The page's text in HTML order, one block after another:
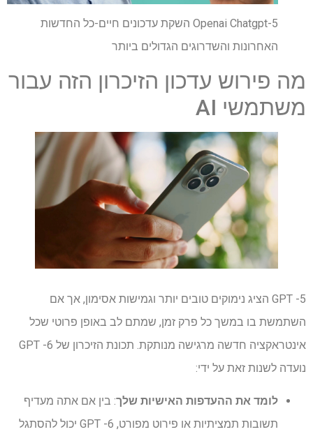
Openai Chatgpt-5 השקת עדכונים חיים-כל החדשות
האחרונות והשדרוגים הגדולים ביותר
מה פירוש עדכון הזיכרון הזה עבור
משתמשי AI
GPT -5 הציג נימוקים טובים יותר וגמישות אסימון, אך אם
השתמשת בו במשך כל פרק זמן, שמתם לב באופן פרוטי שכל
אינטראקציה חדשה מרגישה מנותקת. תכונת הזיכרון של GPT -6
נועדה לשנות זאת על ידי:
לומד את ההעדפות האישיות שלך: בין אם אתה מעדיף
תשובות תמציתיות או פירוט מפורט, GPT -6 יכול להסתגל